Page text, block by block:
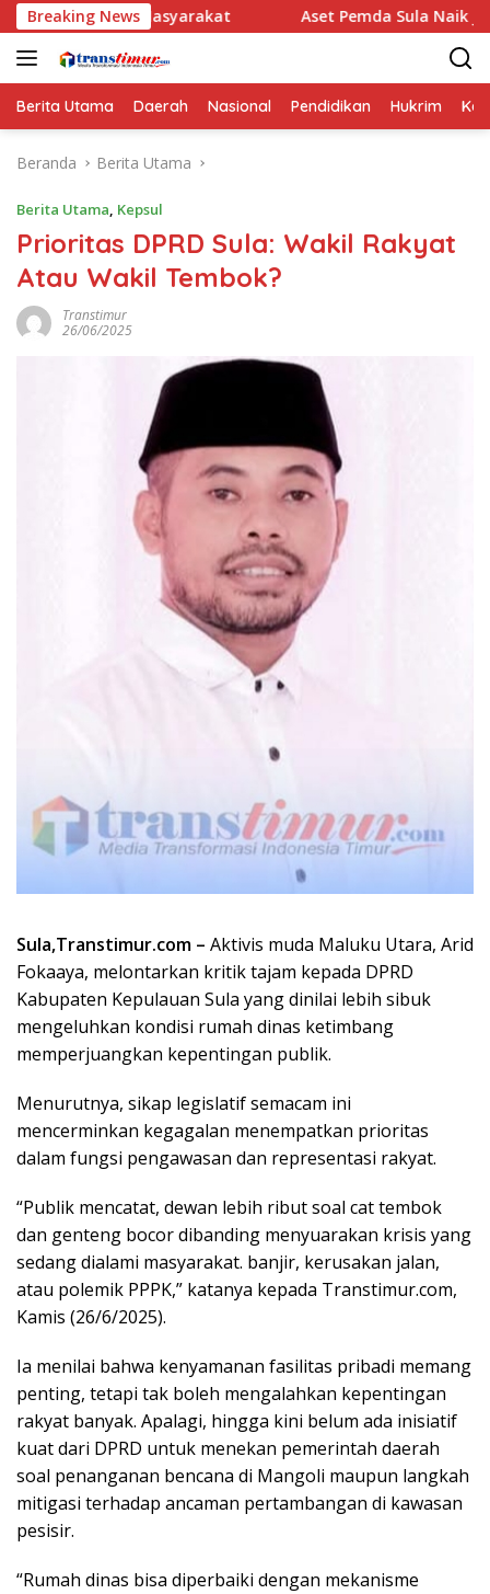
Langsung
ke
konten
Breaking News Aset Pemda Sula Naik Jadi Rp461,06 Miliar,
Berita Utama Daerah Nasional Pendidikan Hukrim
Beranda Berita Utama
Berita Utama, Kepsul
Prioritas DPRD Sula: Wakil Rakyat
Atau Wakil Tembok?
Transtimur
26/06/2025
Sula,Transtimur.com – Aktivis muda Maluku Utara, Arid
Fokaaya, melontarkan kritik tajam kepada DPRD
Kabupaten Kepulauan Sula yang dinilai lebih sibuk
mengeluhkan kondisi rumah dinas ketimbang
memperjuangkan kepentingan publik.
Menurutnya, sikap legislatif semacam ini
mencerminkan kegagalan menempatkan prioritas
dalam fungsi pengawasan dan representasi rakyat.
“Publik mencatat, dewan lebih ribut soal cat tembok
dan genteng bocor dibanding menyuarakan krisis yang
sedang dialami masyarakat. banjir, kerusakan jalan,
atau polemik PPPK,” katanya kepada Transtimur.com,
Kamis (26/6/2025).
Ia menilai bahwa kenyamanan fasilitas pribadi memang
penting, tetapi tak boleh mengalahkan kepentingan
rakyat banyak. Apalagi, hingga kini belum ada inisiatif
kuat dari DPRD untuk menekan pemerintah daerah
soal penanganan bencana di Mangoli maupun langkah
mitigasi terhadap ancaman pertambangan di kawasan
pesisir.
“Rumah dinas bisa diperbaiki dengan mekanisme